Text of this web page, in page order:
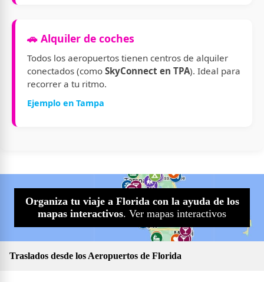
🚗 Alquiler de coches
Todos los aeropuertos tienen centros de alquiler
conectados (como SkyConnect en TPA). Ideal para
recorrer a tu ritmo.
Ejemplo en Tampa
Organiza tu viaje a Florida con la ayuda de los
mapas interactivos. Ver mapas interactivos
Traslados desde los Aeropuertos de Florida